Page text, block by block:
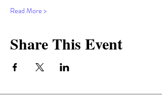
Read More >
Share This Event